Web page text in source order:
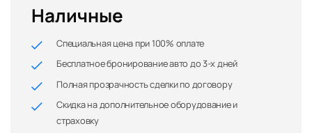
Наличные
Специальная цена при 100% оплате
Бесплатное бронирование авто до 3-х дней
Полная прозрачность сделки по договору
Скидка на дополнительное оборудование и
страховку